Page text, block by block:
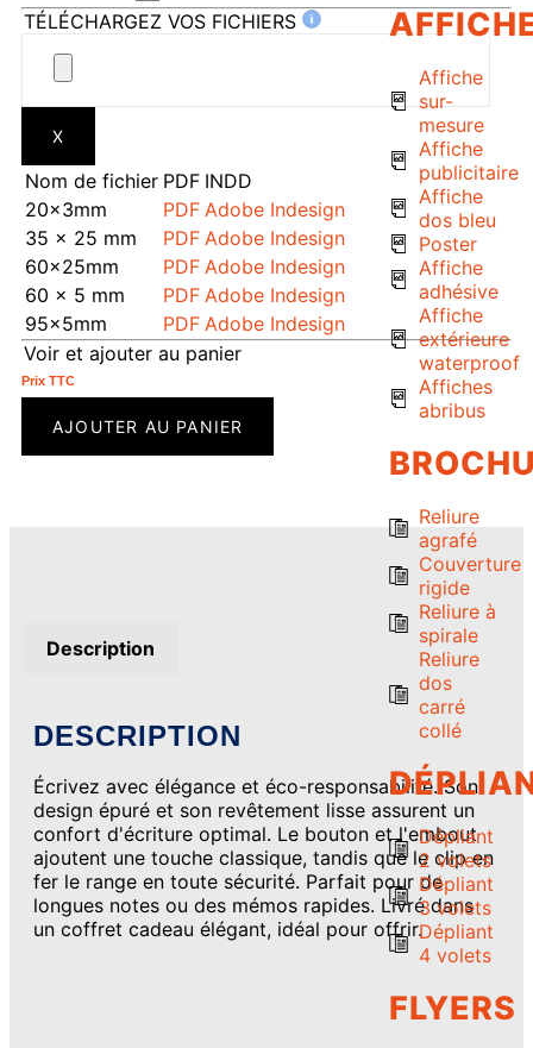
Affiche
sur-
mesure
Affiche
publicitaire
Affiche
dos bleu
Poster
Affiche
adhésive
Affiche
extérieure
waterproof
Affiches
abribus
Reliure
agrafé
Couverture
rigide
Reliure à
spirale
Reliure
dos
carré
collé
Dépliant
2 volets
Dépliant
3 volets
Dépliant
4 volets
FLYERS
TÉLÉCHARGEZ VOS FICHIERS
X
Nom de fichier PDF INDD
20x3mm
PDF Adobe Indesign
35 x 25 mm
PDF Adobe Indesign
60x25mm
PDF Adobe Indesign
60 x 5 mm
PDF Adobe Indesign
95x5mm
PDF Adobe Indesign
Voir et ajouter au panier
Prix ​​TTC
AJOUTER AU PANIER
Description
DESCRIPTION
Écrivez avec élégance et éco-responsabilité. Son
design épuré et son revêtement lisse assurent un
confort d'écriture optimal. Le bouton et l'embout
ajoutent une touche classique, tandis que le clip en
fer le range en toute sécurité. Parfait pour de
longues notes ou des mémos rapides. Livré dans
un coffret cadeau élégant, idéal pour offrir.